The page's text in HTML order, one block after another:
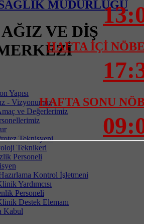
HAFTA İÇİ
HAFTA SONU
MÜDÜRLÜĞÜ
VE DİŞ
Yapısı
- Vizyonumuz
ve Değerlerimiz
Teknisyeni
Teknikeri
Personeli
Kontrol İşletmeni
Yardımcısı
Personeli
Destek Elemanı
Kabul